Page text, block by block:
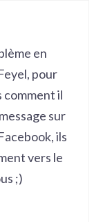
en
pour
comment il
sur
ils
vers le
;)